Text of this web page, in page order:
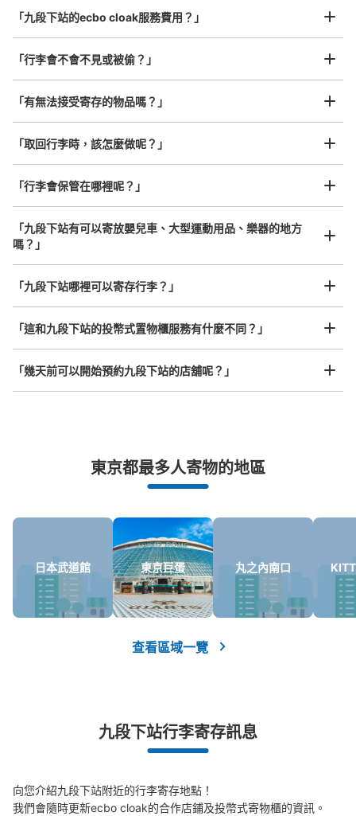
ます。
可保管的行李數
大的
/ ¥700 中等的 : 7 ¥500 小的 10/
¥300
付款方式
現金, ICカード
查看此投幣式儲物櫃的位置
東京メトロ九段下駅改札内コインロッカー
从東京メトロ半蔵門線九段下駅站步行0分钟。
本日營業時間:05:00〜23:59
/ ¥400
東京メトロ東西線九段下駅改札外コインロ
ッカー
工作人員拍完行李照片後
放下行李，愉快度過一整天！
我們與許多地點方便的車站內店舖以及24小時營業的店鋪合作。
任何尺寸的行李都OK
樂器、嬰兒車、腳踏車等，只要是1個人能搬運的行李尺寸就OK
發生行李破損、被偷等狀況時安心有保障
「九段下站的ecbo cloak服務費用？」
「行李會不會不見或被偷？」
「有無法接受寄存的物品嗎？」
「取回行李時，該怎麼做呢？」
「行李會保管在哪裡呢？」
「九段下站有可以寄放嬰兒車、大型運動用品、樂器的地方
嗎？」
「九段下站哪裡可以寄存行李？」
「這和九段下站的投幣式置物櫃服務有什麼不同？」
「幾天前可以開始預約九段下站的店舖呢？」
東京都最多人寄物的地區
日本武道館 東京巨蛋 丸之內南口
查看區域一覽
九段下站行李寄存訊息
向您介紹九段下站附近的行李寄存地點！
我們會隨時更新ecbo cloak的合作店鋪及投幣式寄物櫃的資訊。